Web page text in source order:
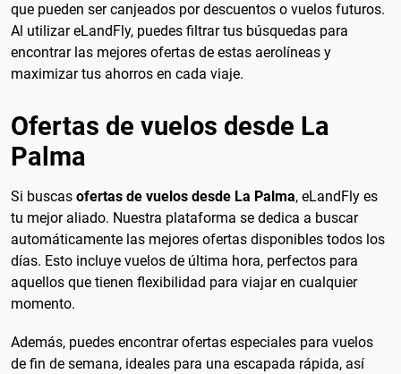
que pueden ser canjeados por descuentos o vuelos futuros.
Al utilizar eLandFly, puedes filtrar tus búsquedas para
encontrar las mejores ofertas de estas aerolíneas y
maximizar tus ahorros en cada viaje.
Ofertas de vuelos desde La
Palma
Si buscas ofertas de vuelos desde La Palma, eLandFly es
tu mejor aliado. Nuestra plataforma se dedica a buscar
automáticamente las mejores ofertas disponibles todos los
días. Esto incluye vuelos de última hora, perfectos para
aquellos que tienen flexibilidad para viajar en cualquier
momento.
Además, puedes encontrar ofertas especiales para vuelos
de fin de semana, ideales para una escapada rápida, así